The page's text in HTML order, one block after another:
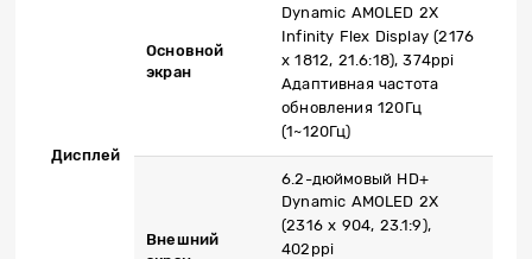
Дисплей
Основной
экран
Dynamic AMOLED 2X
Infinity Flex Display (2176
x 1812, 21.6:18), 374ppi
Адаптивная частота
обновления 120Гц
(1~120Гц)
Внешний
6.2-дюймовый HD+
Dynamic AMOLED 2X
(2316 x 904, 23.1:9),
402ppi